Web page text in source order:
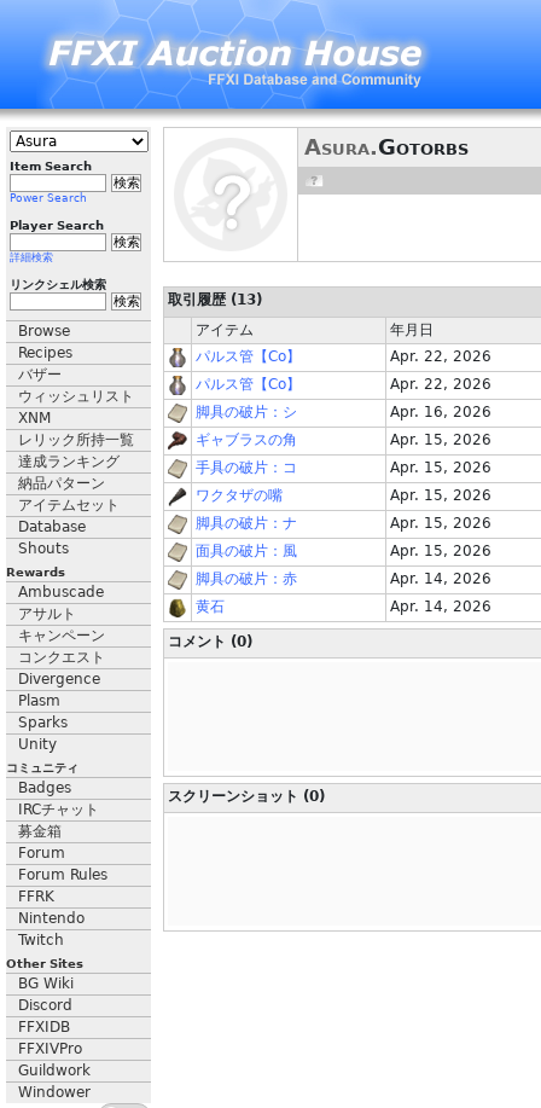
Item Search
Power Search
Player Search
詳細検索
リンクシェル検索
Browse
Recipes
バザー
ウィッシュリスト
XNM
レリック所持一覧
達成ランキング
納品パターン
アイテムセット
Database
Shouts
Rewards
Ambuscade
アサルト
キャンペーン
コンクエスト
Divergence
Plasm
Sparks
Unity
コミュニティ
Badges
IRCチャット
募金箱
Forum
Forum Rules
FFRK
Nintendo
Twitch
Other Sites
BG Wiki
Discord
FFXIDB
FFXIVPro
Guildwork
Windower
Asura.Gotorbs
取引履歴 (13)
アイテム
年月日
パルス管【Co】
Apr. 22, 2026
パルス管【Co】
Apr. 22, 2026
脚具の破片：シ
Apr. 16, 2026
ギャブラスの角
Apr. 15, 2026
手具の破片：コ
Apr. 15, 2026
ワクタザの嘴
Apr. 15, 2026
脚具の破片：ナ
Apr. 15, 2026
面具の破片：風
Apr. 15, 2026
脚具の破片：赤
Apr. 14, 2026
黄石
Apr. 14, 2026
コメント (0)
スクリーンショット (0)